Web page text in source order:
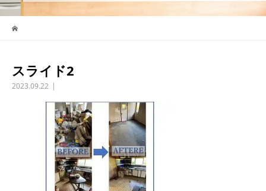
スライド2
2023.09.22